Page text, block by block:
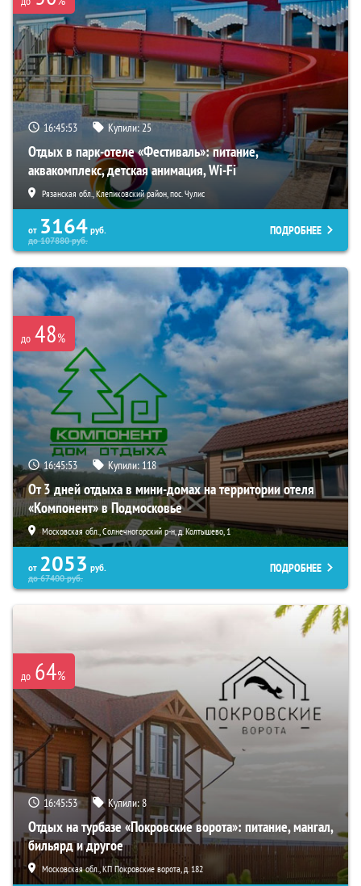
16:45:52 Купили:25
Отдых в парк-отеле «Фестиваль»: питание,
аквакомплекс, детская анимация, Wi-Fi
Рязанская обл., Клепиковский район, пос. Чулис
от 3164 руб.
до107880руб.
ПОДРОБНЕЕ
до 48%
16:45:52 Купили: 118
От 3 дней отдыха в мини-домах на территории отеля
«Компонент» в Подмосковье
Московская обл., Солнечногорский р-н, д. Колтышево, 1
от 2053 руб.
до67400руб.
ПОДРОБНЕЕ
до 64%
16:45:52 Купили:8
Отдых на турбазе «Покровские ворота»: питание, мангал,
бильярд и другое
Московская обл., КП Покровские ворота, д. 182